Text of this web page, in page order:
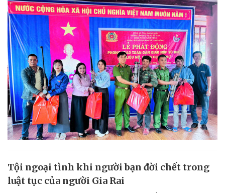
Tội ngoại tình khi người bạn đời chết trong
luật tục của người Gia Rai